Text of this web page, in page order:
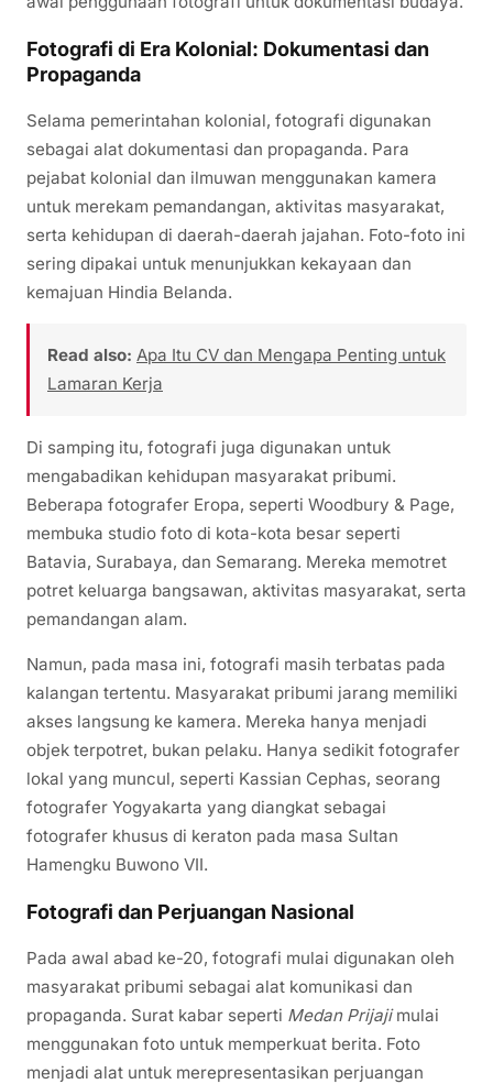
Fotografi di Era Kolonial: Dokumentasi dan
Propaganda
Selama pemerintahan kolonial, fotografi digunakan
sebagai alat dokumentasi dan propaganda. Para
pejabat kolonial dan ilmuwan menggunakan kamera
untuk merekam pemandangan, aktivitas masyarakat,
serta kehidupan di daerah-daerah jajahan. Foto-foto ini
sering dipakai untuk menunjukkan kekayaan dan
kemajuan Hindia Belanda.
Read also: Apa Itu CV dan Mengapa Penting untuk
Lamaran Kerja
Di samping itu, fotografi juga digunakan untuk
mengabadikan kehidupan masyarakat pribumi.
Beberapa fotografer Eropa, seperti Woodbury & Page,
membuka studio foto di kota-kota besar seperti
Batavia, Surabaya, dan Semarang. Mereka memotret
potret keluarga bangsawan, aktivitas masyarakat, serta
pemandangan alam.
Namun, pada masa ini, fotografi masih terbatas pada
kalangan tertentu. Masyarakat pribumi jarang memiliki
akses langsung ke kamera. Mereka hanya menjadi
objek terpotret, bukan pelaku. Hanya sedikit fotografer
lokal yang muncul, seperti Kassian Cephas, seorang
fotografer Yogyakarta yang diangkat sebagai
fotografer khusus di keraton pada masa Sultan
Hamengku Buwono VII.
Fotografi dan Perjuangan Nasional
Pada awal abad ke-20, fotografi mulai digunakan oleh
masyarakat pribumi sebagai alat komunikasi dan
propaganda. Surat kabar seperti Medan Prijajimulai
menggunakan foto untuk memperkuat berita. Foto
menjadi alat untuk merepresentasikan perjuangan